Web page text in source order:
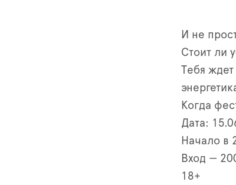
И не
Стоит ли
Тебя
Когда
Дата:
Начало в
Вход —
18+